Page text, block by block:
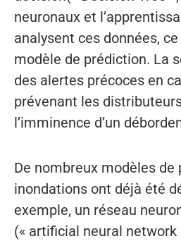
neuronaux et
analysent ces données,
modèle de prédiction. La
des alertes précoces en
prévenant les distributeurs
l’imminence d’un
De nombreux modèles de
inondations ont déjà été
exemple, un réseau
(« artificial neural network